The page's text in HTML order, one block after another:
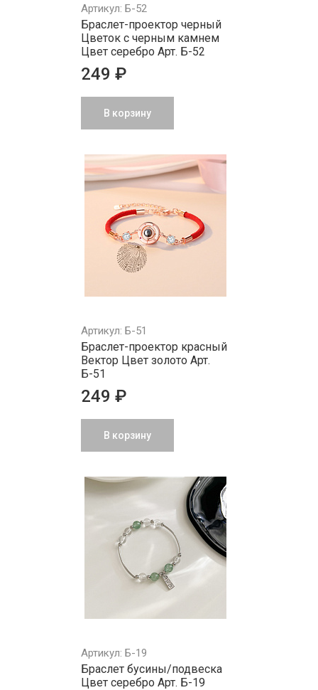
Артикул: Б-52
Браслет-проектор черный
Цветок с черным камнем
Цвет серебро Арт. Б-52
249 ₽
В корзину
Артикул: Б-51
Браслет-проектор красный
Вектор Цвет золото Арт.
Б-51
249 ₽
В корзину
Артикул: Б-19
Браслет бусины/подвеска
Цвет серебро Арт. Б-19